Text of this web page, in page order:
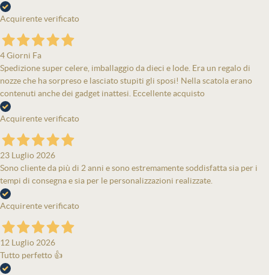
Acquirente verificato
4 Giorni Fa
Spedizione super celere, imballaggio da dieci e lode. Era un regalo di
nozze che ha sorpreso e lasciato stupiti gli sposi! Nella scatola erano
contenuti anche dei gadget inattesi. Eccellente acquisto
Acquirente verificato
23 Luglio 2026
Sono cliente da più di 2 anni e sono estremamente soddisfatta sia per i
tempi di consegna e sia per le personalizzazioni realizzate.
Acquirente verificato
12 Luglio 2026
Tutto perfetto 👍